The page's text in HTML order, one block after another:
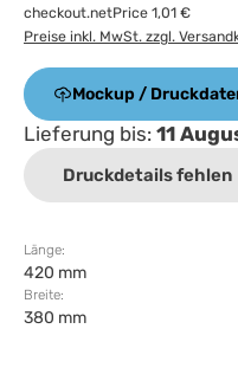
checkout.netPrice 1,01 €
Preise inkl. MwSt. zzgl.
Mockup /
Lieferung bis: 11
Druckdetails fehlen
Länge:
420 mm
Breite:
380 mm